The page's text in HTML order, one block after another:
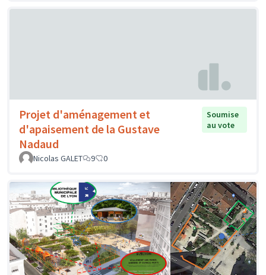
Projet d'aménagement et
d'apaisement de la Gustave
Nadaud
Soumise
au vote
Nicolas GALET 9 0